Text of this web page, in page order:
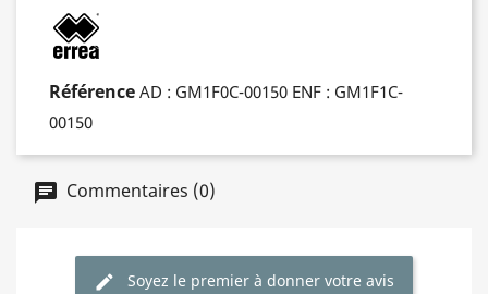
Référence AD : GM1F0C-00150 ENF : GM1F1C-
00150
Commentaires (0)
Soyez le premier à donner votre avis